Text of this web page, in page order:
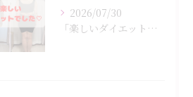
2026/07/30
「楽しいダイエットでした♡」